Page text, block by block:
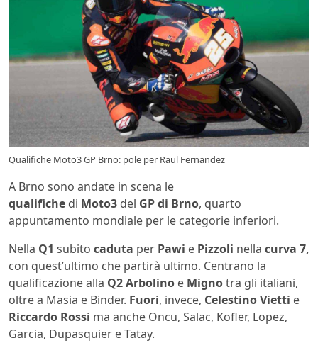
Qualifiche Moto3 GP Brno: pole per Raul Fernandez
A Brno sono andate in scena le
qualifiche di Moto3 del GP di Brno, quarto
appuntamento mondiale per le categorie inferiori.
Nella Q1 subito caduta per Pawi e Pizzoli nella curva 7,
con quest’ultimo che partirà ultimo. Centrano la
qualificazione alla Q2 Arbolino e Mignotra gli italiani,
oltre a Masia e Binder. Fuori, invece, Celestino Vietti e
Riccardo Rossi ma anche Oncu, Salac, Kofler, Lopez,
Garcia, Dupasquier e Tatay.